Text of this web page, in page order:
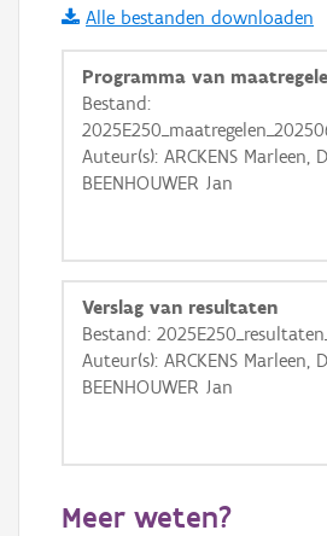
i
+ −
Basis Lagen
OSM-Basiskaart
Alle bestanden downloaden
Programma van
Bestand:
Auteur(s): ARCKENS Marleen,
BEENHOUWER Jan
Verslag van resultaten
Bestand:
Auteur(s): ARCKENS Marleen,
BEENHOUWER Jan
Meer weten?